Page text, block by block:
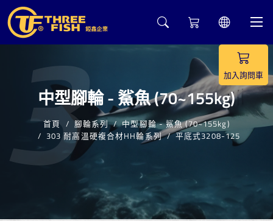
中型腳輪 - 鯊魚 (70~155kg)
首頁 腳輪系列
中型腳輪 - 鯊魚 (70~155kg)
303 耐高溫硬複合材HH輪系列
平底式3208-125
加入詢問車
3